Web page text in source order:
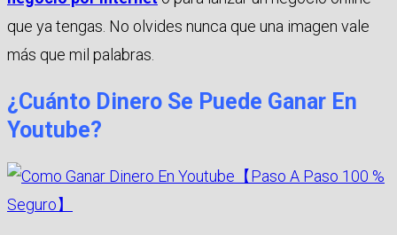
que ya tengas. No olvides nunca que una imagen vale
más que mil palabras.
¿Cuánto Dinero Se Puede Ganar En
Youtube?